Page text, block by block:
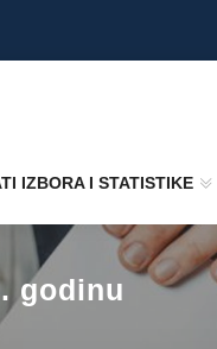
IZBORA I STATISTIKE
godinu